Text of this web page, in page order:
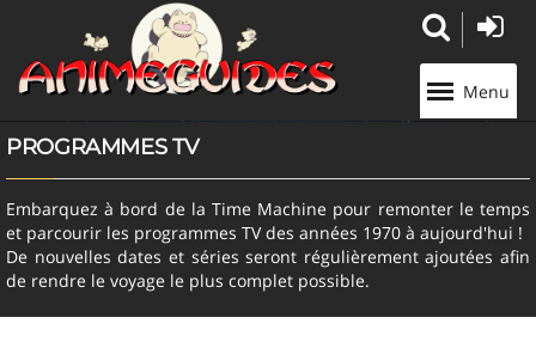
Menu
PROGRAMMES TV
Embarquez à bord de la Time Machine pour remonter le temps
et parcourir les programmes TV des années 1970 à aujourd'hui !
De nouvelles dates et séries seront régulièrement ajoutées afin
de rendre le voyage le plus complet possible.
Panneau de gestion des cookies